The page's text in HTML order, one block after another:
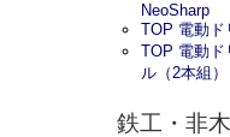
NeoSharp
TOP 電動ド
TOP 電動ド
ル（2本組）
鉄工・非